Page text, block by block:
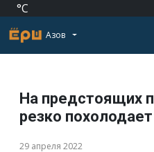
°C
Азов
На предстоящих
резко похолодает
29 апреля 2022